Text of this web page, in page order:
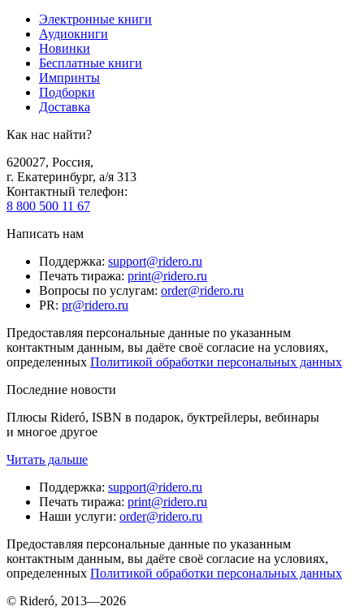
Электронные книги
Аудиокниги
Новинки
Бесплатные книги
Импринты
Подборки
Доставка
Как нас найти?
620027, Россия,
г. Екатеринбург, а/я 313
Контактный телефон:
8 800 500 11 67
Написать нам
Поддержка: support@ridero.ru
Печать тиража: print@ridero.ru
Вопросы по услугам: order@ridero.ru
PR: pr@ridero.ru
Предоставляя персональные данные по указанным
контактным данным, вы даёте своё согласие на условиях,
определенных Политикой обработки персональных данных
Последние новости
Плюсы Rideró, ISBN в подарок, буктрейлеры, вебинары
и многое другое
Читать дальше
Поддержка: support@ridero.ru
Печать тиража: print@ridero.ru
Наши услуги: order@ridero.ru
Предоставляя персональные данные по указанным
контактным данным, вы даёте своё согласие на условиях,
определенных Политикой обработки персональных данных
© Rideró, 2013—2026